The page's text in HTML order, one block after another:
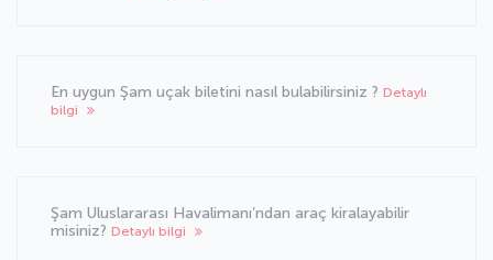
En uygun Şam uçak biletini nasıl bulabilirsiniz ? Detaylı
bilgi
Şam Uluslararası Havalimanı’ndan araç kiralayabilir
misiniz? Detaylı bilgi